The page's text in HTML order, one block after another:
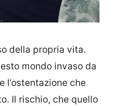
della propria vita.
mondo invaso da
l’ostentazione che
Il rischio, che quello